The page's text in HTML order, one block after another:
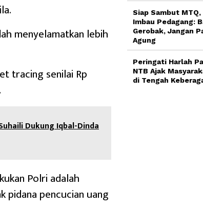
menyelamatkan lebih
tracing senilai Rp
Dukung Iqbal-Dinda
Polri adalah
pidana pencucian uang
Siap Sambut
Imbau Pedagang:
Gerobak, Jangan
Agung
Peringati Harlah
NTB Ajak
di Tengah